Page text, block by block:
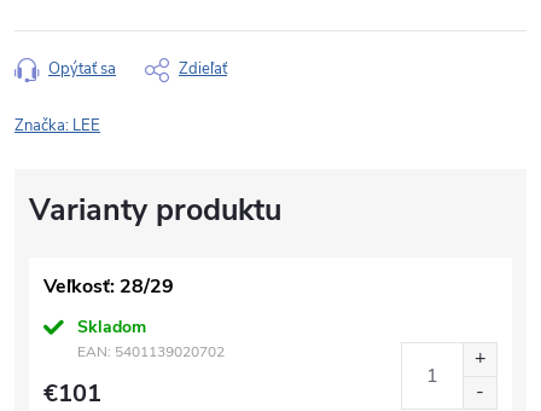
Opýtať sa Zdieľať
Značka: LEE
Veľkosť: 28/29
Skladom
EAN: 5401139020702
€101